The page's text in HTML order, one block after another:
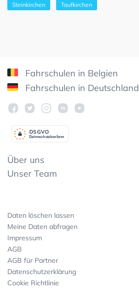
Steinkirchen Taufkirchen
Fahrschulen in Belgien
Fahrschulen in Deutschland
Datenschutzkonform
DSGVO
Über uns
Unser Team
Daten löschen lassen
Meine Daten abfragen
Impressum
AGB
AGB für Partner
Datenschutzerklärung
Cookie Richtlinie